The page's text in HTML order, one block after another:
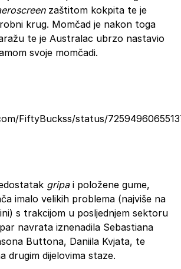
zaštitom kokpita te je
krug. Momčad je nakon toga
te je Australac ubrzo nastavio
svoje momčadi.
FiftyBuckss/status/
gripai položene gume,
imalo velikih problema (najviše na
s trakcijom u posljednjem sektoru
navrata iznenadila Sebastiana
Buttona, Daniila Kvjata, te
drugim dijelovima staze.